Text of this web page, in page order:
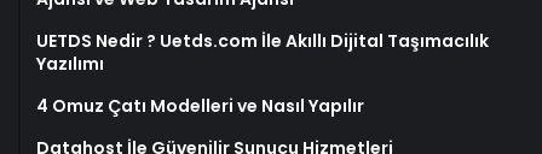
UETDS Nedir ? Uetds.com İle Akıllı Dijital Taşımacılık
Yazılımı
4 Omuz Çatı Modelleri ve Nasıl Yapılır
Datahost İle Güvenilir Sunucu Hizmetleri